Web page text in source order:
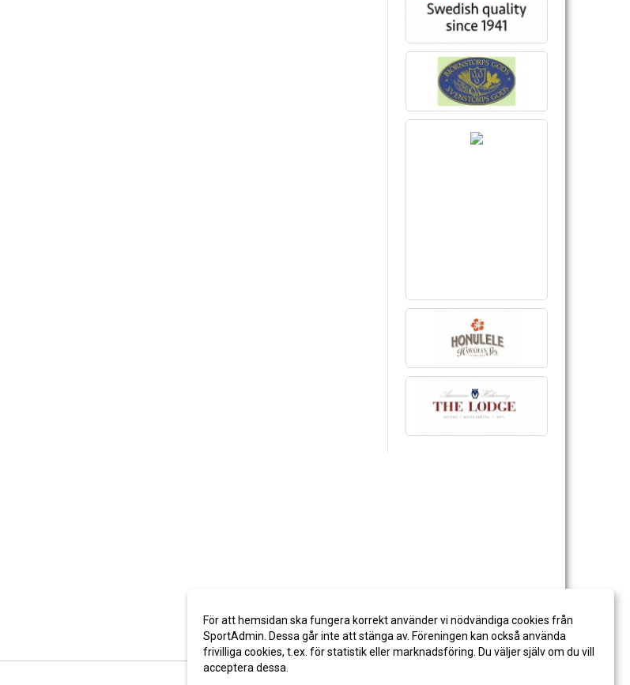
För att hemsidan ska fungera korrekt använder vi nödvändiga cookies från
SportAdmin. Dessa går inte att stänga av. Föreningen kan också använda
frivilliga cookies, t.ex. för statistik eller marknadsföring. Du väljer själv om du vill
acceptera dessa.